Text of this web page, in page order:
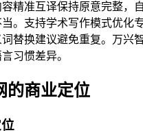
精准互译保持原意完整，
。支持学术写作模式优化
替换建议避免重复。万兴
习惯差异。
的商业定位